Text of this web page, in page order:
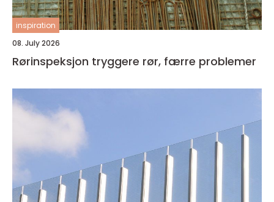
inspiration
08. July 2026
Rørinspeksjon tryggere rør, færre problemer